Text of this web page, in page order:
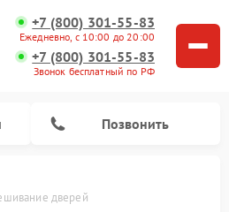
+7 (800) 301-55-83
Ежедневно, с 10:00 до 20:00
+7 (800) 301-55-83
Звонок бесплатный по РФ
Позвонить
дверей